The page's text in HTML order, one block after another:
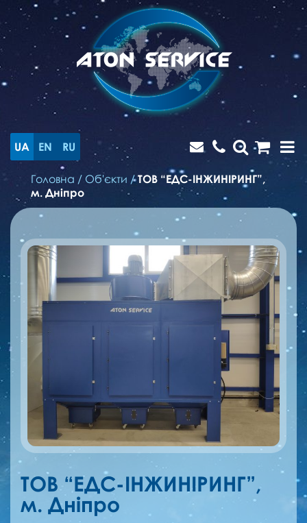
UA EN RU
Головна / Об'єкти /ТОВ “ЕДС-ІНЖИНІРИНГ”,
м. Дніпро
ТОВ “ЕДС-ІНЖИНІРИНГ”,
м. Дніпро